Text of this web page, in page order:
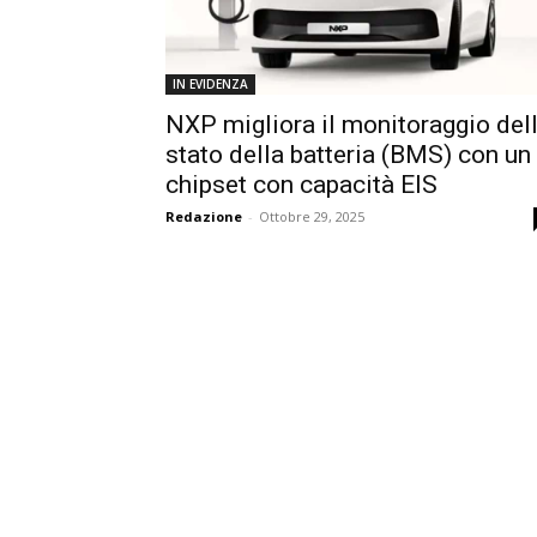
IN EVIDENZA
NXP migliora il monitoraggio
stato della batteria (BMS) con un
chipset con capacità EIS
Redazione - Ottobre 29, 2025